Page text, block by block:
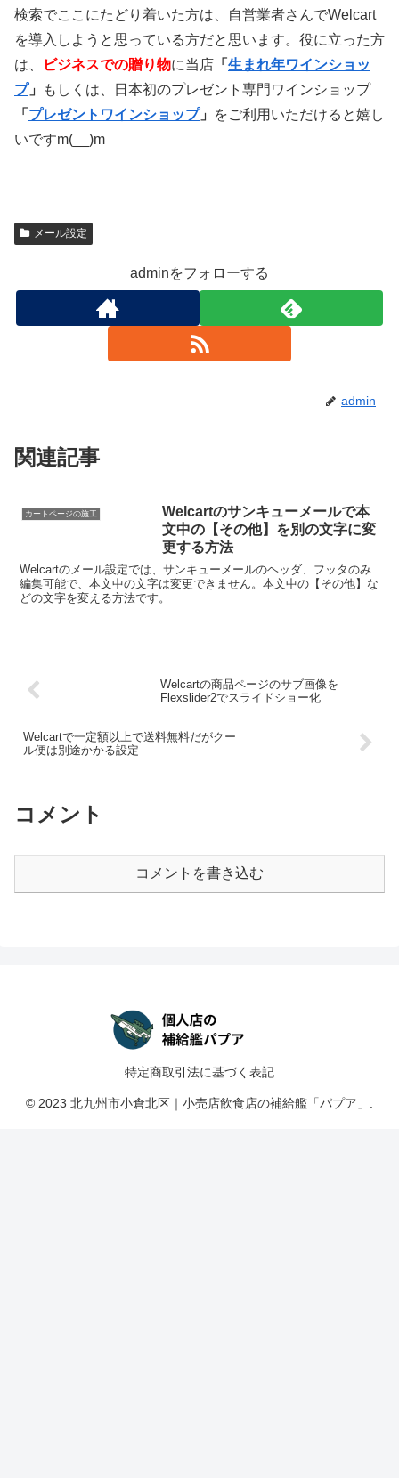
検索でここにたどり着いた方は、自営業者さんでWelcart
を導入しようと思っている方だと思います。役に立った方
は、
ビジネスでの贈り物に当店 「 生まれ年ワインショッ
プ」
もしくは、日本初のプレゼント専門ワインショップ
「 プレゼントワインショップ」
をご利用いただけると嬉し
いですm(__)m
メール設定
adminをフォローする
admin
関連記事
カートページの施工
Welcartのサンキューメールで本
文中の【その他】を別の文字に変
更する方法
Welcartのメール設定では、サンキューメールのヘッダ、フッタのみ
編集可能で、本文中の文字は変更できません。本文中の【その他】な
どの文字を変える方法です。
Welcartの商品ページのサブ画像を
Flexslider2でスライドショー化
Welcartで一定額以上で送料無料だがクー
ル便は別途かかる設定
コメント
コメントを書き込む
特定商取引法に基づく表記
© 2023 北九州市小倉北区｜小売店飲食店の補給艦「パプア」.